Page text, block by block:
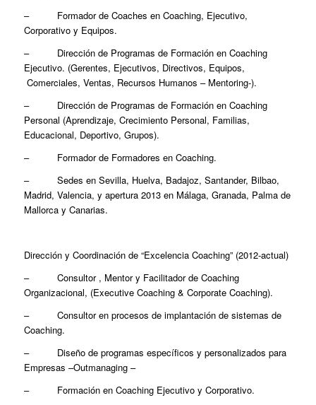
– Formador de Coaches en Coaching, Ejecutivo,
Corporativo y Equipos.
– Dirección de Programas de Formación en Coaching
Ejecutivo. (Gerentes, Ejecutivos, Directivos, Equipos,
Comerciales, Ventas, Recursos Humanos – Mentoring-).
– Dirección de Programas de Formación en Coaching
Personal (Aprendizaje, Crecimiento Personal, Familias,
Educacional, Deportivo, Grupos).
– Formador de Formadores en Coaching.
– Sedes en Sevilla, Huelva, Badajoz, Santander, Bilbao,
Madrid, Valencia, y apertura 2013 en Málaga, Granada, Palma de
Mallorca y Canarias.
Dirección y Coordinación de “Excelencia Coaching” (2012-actual)
– Consultor , Mentor y Facilitador de Coaching
Organizacional, (Executive Coaching & Corporate Coaching).
– Consultor en procesos de implantación de sistemas de
Coaching.
– Diseño de programas específicos y personalizados para
Empresas –Outmanaging –
– Formación en Coaching Ejecutivo y Corporativo.